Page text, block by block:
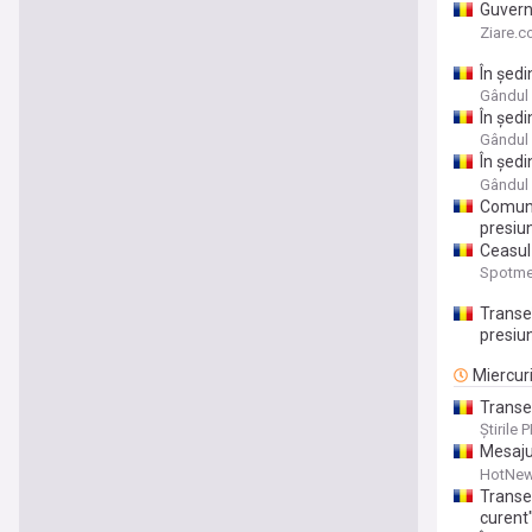
putea
În
la
Gândul
În
Gândul
În
Gândul
–
Miercuri
Știrile
curent"